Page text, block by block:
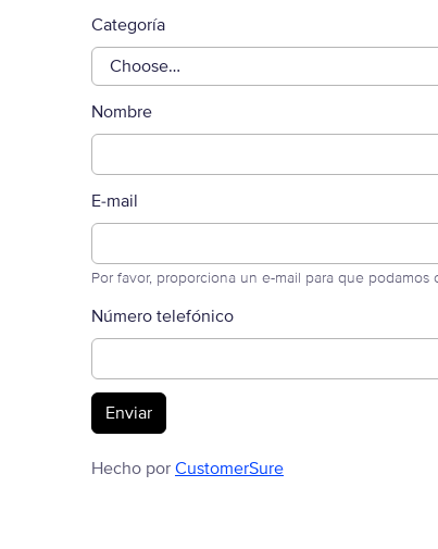
Categoría
Nombre
E-mail
Por favor, proporciona un e-mail para que podamos
Número telefónico
Hecho por CustomerSure